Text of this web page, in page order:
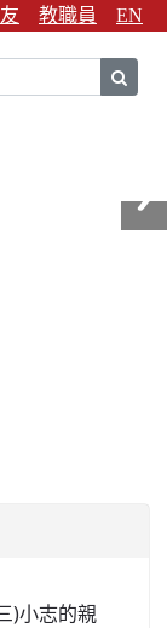
教職員 EN
)小志的親